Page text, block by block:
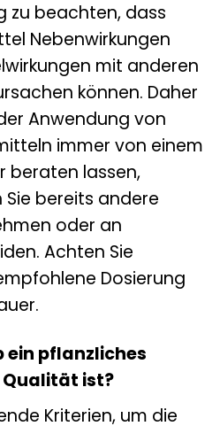
zu beachten, dass
Nebenwirkungen
mit anderen
können. Daher
Anwendung von
immer von einem
beraten lassen,
bereits andere
oder an
Achten Sie
Dosierung
ein pflanzliches
ist?
Kriterien, um die